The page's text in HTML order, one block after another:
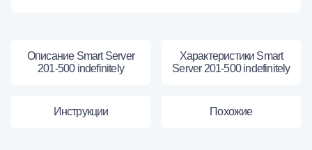
Описание Smart Server
201-500 indefinitely
Характеристики Smart
Server 201-500 indefinitely
Инструкции Похожие